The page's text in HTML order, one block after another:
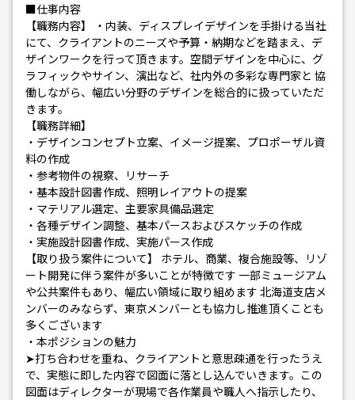
■仕事内容
【職務内容】 ・内装、ディスプレイデザインを手掛ける当社
にて、クライアントのニーズや予算・納期などを踏まえ、デ
ザインワークを行って頂きます。空間デザインを中心に、グ
ラフィックやサイン、演出など、社内外の多彩な専門家と 協
働しながら、幅広い分野のデザインを総合的に扱っていただ
きます。
【職務詳細】
・デザインコンセプト立案、イメージ提案、プロポーザル資
料の作成
・参考物件の視察、リサーチ
・基本設計図書作成、照明レイアウトの提案
・マテリアル選定、主要家具備品選定
・各種デザイン調整、基本パースおよびスケッチの作成
・実施設計図書作成、実施パース作成
【取り扱う案件について】 ホテル、商業、複合施設等、リゾ
ート開発に伴う案件が多いことが特徴です 一部ミュージアム
や公共案件もあり、幅広い領域に取り組めます 北海道支店メ
ンバーのみならず、東京メンバーとも協力し推進頂くことも
多くございます
・本ポジションの魅力
➤打ち合わせを重ね、クライアントと意思疎通を行ったうえ
で、実態に即した内容で図面に落とし込んでいきます。この
図面はディレクターが現場で各作業員や職人へ指示したり、